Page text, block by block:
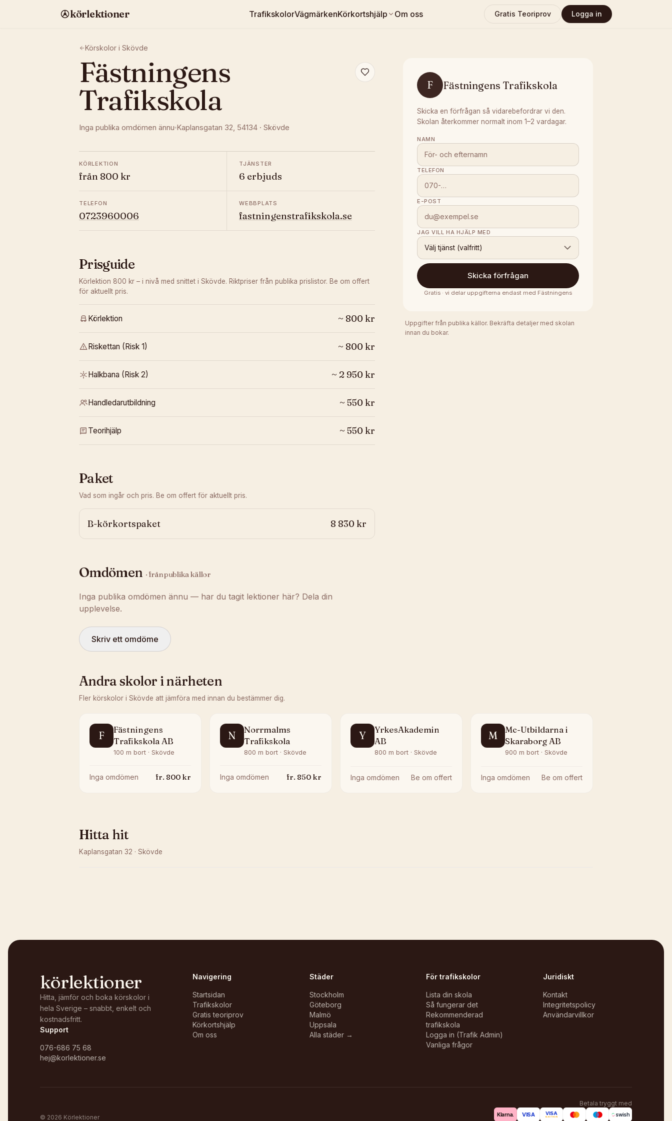
körlektioner TrafikskolorVägmärkenKörkortshjälp Om oss Gratis Teoriprov Logga in
Körskolor i Skövde
Fästningens
Trafikskola
Inga publika omdömen ännu Kaplansgatan 32, 54134 · Skövde
KÖRLEKTION
från 800 kr
TJÄNSTER
6 erbjuds
TELEFON
0723960006
WEBBPLATS
fastningenstrafikskola.se
Prisguide
Körlektion 800 kr – i nivå med snittet i Skövde. Riktpriser från publika prislistor. Be om offert
för aktuellt pris.
Körlektion ~ 800 kr
Riskettan (Risk 1) ~ 800 kr
Halkbana (Risk 2) ~ 2 950 kr
Handledarutbildning ~ 550 kr
Teorihjälp ~ 550 kr
Paket
Vad som ingår och pris. Be om offert för aktuellt pris.
B-körkortspaket 8 830 kr
Omdömen · från publika källor
Inga publika omdömen ännu — har du tagit lektioner här? Dela din
upplevelse.
Skriv ett omdöme
F Fästningens Trafikskola
Skicka en förfrågan så vidarebefordrar vi den.
Skolan återkommer normalt inom 1–2 vardagar.
NAMN
TELEFON
E-POST
JAG VILL HA HJÄLP MED
Välj tjänst (valfritt)
Skicka förfrågan
Gratis · vi delar uppgifterna endast med Fästningens
Uppgifter från publika källor. Bekräfta detaljer med skolan
innan du bokar.
Andra skolor i närheten
Fler körskolor i Skövde att jämföra med innan du bestämmer dig.
F
Fästningens
Trafikskola AB
100 m bort · Skövde
Inga omdömen fr. 800 kr
N
Norrmalms
Trafikskola
800 m bort · Skövde
Inga omdömen fr. 850 kr
Y
YrkesAkademin
AB
800 m bort · Skövde
Inga omdömen Be om offert
M
Mc-Utbildarna i
Skaraborg AB
900 m bort · Skövde
Inga omdömen Be om offert
Hitta hit
Kaplansgatan 32 · Skövde
körlektioner
Hitta, jämför och boka körskolor i
hela Sverige – snabbt, enkelt och
kostnadsfritt.
Support
076-686 75 68
hej@korlektioner.se
Navigering
Startsidan
Trafikskolor
Gratis teoriprov
Körkortshjälp
Om oss
Städer
Stockholm
Göteborg
Malmö
Uppsala
Alla städer →
För trafikskolor
Lista din skola
Så fungerar det
Rekommenderad
trafikskola
Logga in (Trafik Admin)
Vanliga frågor
Juridiskt
Kontakt
Integritetspolicy
Användarvillkor
© 2026 Körlektioner
Betala tryggt med
Klarna. VISA VISA
ELECTRON swish